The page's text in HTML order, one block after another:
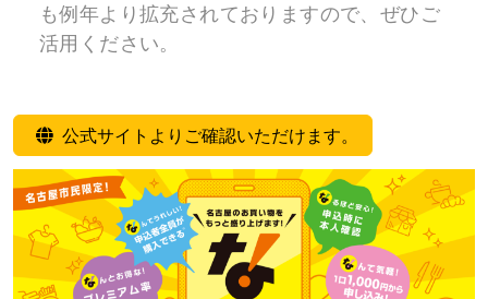
も例年より拡充されておりますので、ぜひご
活用ください。
公式サイトよりご確認いただけます。